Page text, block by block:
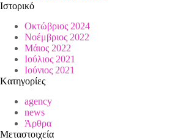
Ιστορικό
Οκτώβριος 2024
Νοέμβριος 2022
Μάιος 2022
Ιούλιος 2021
Ιούνιος 2021
Kατηγορίες
agency
news
Άρθρα
Μεταστοιχεία